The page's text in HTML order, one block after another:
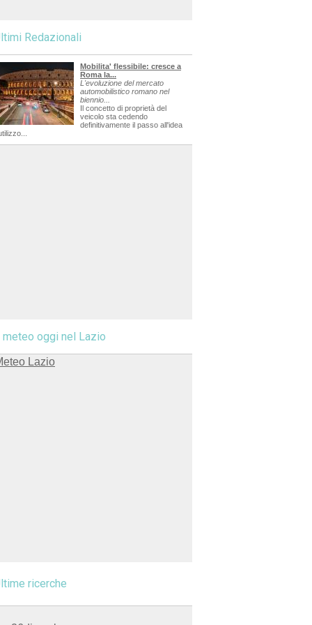
Redazionali
Mobilita' flessibile: cresce a
Roma la...
L'evoluzione del mercato
automobilistico romano nel
biennio...
Il concetto di proprietà del
veicolo sta cedendo
definitivamente il passo all'idea
meteo oggi nel Lazio
ricerche